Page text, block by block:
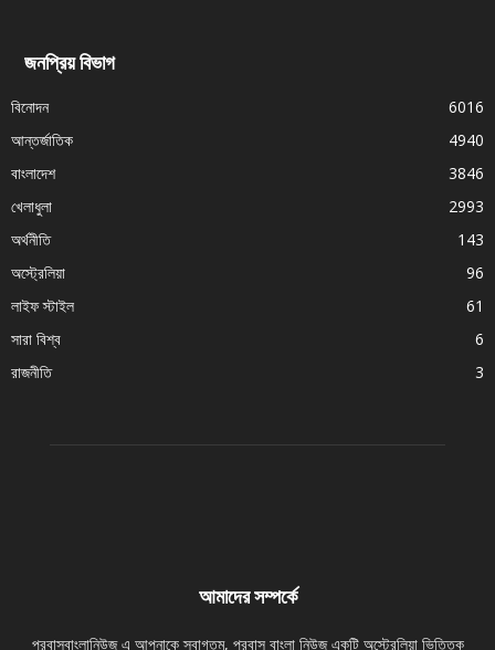
জনপ্রিয় বিভাগ
বিনোদন
6016
আন্তর্জাতিক
4940
বাংলাদেশ
3846
খেলাধুলা
2993
অর্থনীতি
143
অস্ট্রেলিয়া
96
লাইফ স্টাইল
61
সারা বিশ্ব
6
রাজনীতি
3
আমাদের সম্পর্কে
প্রবাসবাংলানিউজ এ আপনাকে স্বাগতম, প্রবাস বাংলা নিউজ একটি অস্ট্রেলিয়া ভিত্তিক